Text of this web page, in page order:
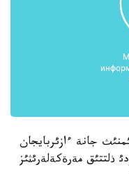
جانة ءازئربايجان
ذلتتئق مةرةكةلةرئثئز